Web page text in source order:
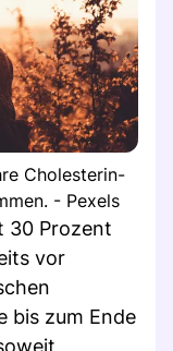
Cholesterin-
- Pexels
30 Prozent
vor
bis zum Ende